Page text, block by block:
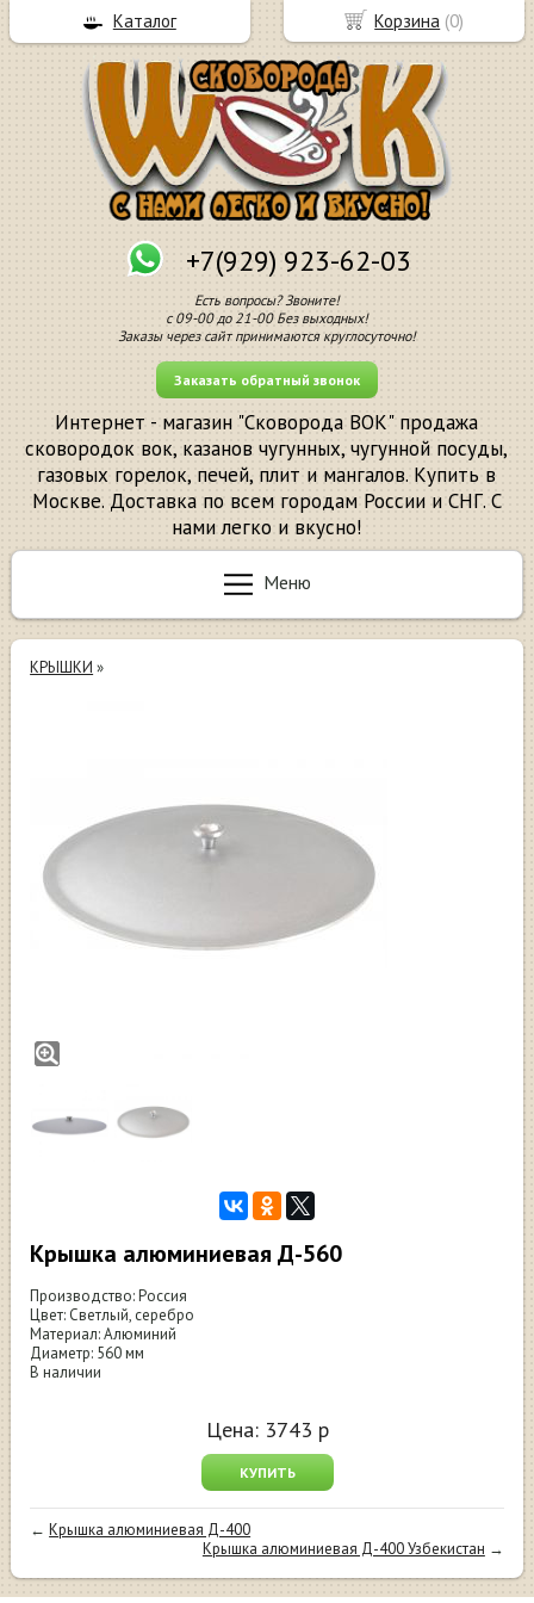
+7(929) 923-62-03
Есть вопросы? Звоните!
с 09-00 до 21-00 Без выходных!
Заказы через сайт принимаются круглосуточно!
Заказать обратный звонок
Интернет - магазин "Сковорода ВОК" продажа
сковородок вок, казанов чугунных, чугунной посуды,
газовых горелок, печей, плит и мангалов. Купить в
Москве. Доставка по всем городам России и СНГ. С
нами легко и вкусно!
Меню
КРЫШКИ »
Крышка алюминиевая Д-560
Производство: Россия
Цвет: Светлый, серебро
Материал: Алюминий
Диаметр: 560 мм
В наличии
Цена: 3743 р
КУПИТЬ
←Крышка алюминиевая Д-400
Крышка алюминиевая Д-400 Узбекистан →
Корзина (0)
Каталог